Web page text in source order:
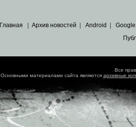
Главная Архив новостей Android Google
Все
Основными материалами сайта являются архивные